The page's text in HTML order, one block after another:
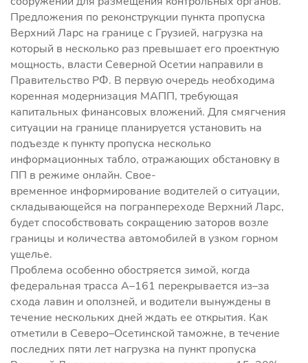
Предложения по реконструкции пункта пропуска
Верхний Ларс на границе с Грузией, нагрузка на
который в несколько раз превышает его проектную
мощность, власти Северной Осетии направили в
Правительство РФ. В первую очередь необходима
коренная модернизация МАПП, требующая
капитальных финансовых вложений. Для смягчения
ситуации на границе планируется установить на
подъезде к пункту пропуска несколько
информационных табло, отражающих обстановку в
ПП в режиме онлайн. Свое-
временное информирование водителей о ситуации,
складывающейся на погранпереходе Верхний Ларс,
будет способствовать сокращению заторов возле
границы и количества автомобилей в узком горном
ущелье.
Проблема особенно обостряется зимой, когда
федеральная трасса А–161 перекрывается из–за
схода лавин и оползней, и водители вынуждены в
течение нескольких дней ждать ее открытия. Как
отметили в Северо–Осетинской таможне, в течение
последних пяти лет нагрузка на пункт пропуска